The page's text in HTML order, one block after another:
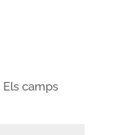
Els camps